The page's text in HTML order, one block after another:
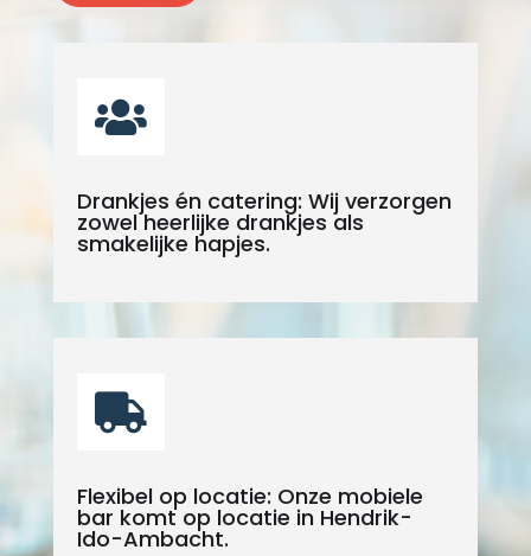

Drankjes én catering: Wij verzorgen
zowel heerlijke drankjes als
smakelijke hapjes.

Flexibel op locatie: Onze mobiele
bar komt op locatie in Hendrik-
Ido-Ambacht.